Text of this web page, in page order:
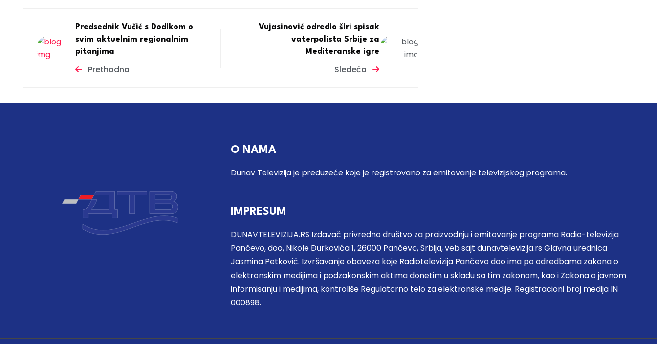
Predsednik Vučić s Dodikom o
svim aktuelnim regionalnim
pitanjima
Prethodna
Vujasinović odredio širi spisak
vaterpolista Srbije za
Mediteranske igre
Sledeća
O NAMA
Dunav Televizija je preduzeće koje je registrovano za emitovanje televizijskog programa.
IMPRESUM
DUNAVTELEVIZIJA.RS Izdavač privredno društvo za proizvodnju i emitovanje programa Radio-televizija
Pančevo, doo, Nikole Đurkovića 1, 26000 Pančevo, Srbija, veb sajt dunavtelevizija.rs Glavna urednica
Jasmina Petković. Izvršavanje obaveza koje Radiotelevizija Pančevo doo ima po odredbama zakona o
elektronskim medijima i podzakonskim aktima donetim u skladu sa tim zakonom, kao i Zakona o javnom
informisanju i medijima, kontroliše Regulatorno telo za elektronske medije. Registracioni broj medija IN
000898.